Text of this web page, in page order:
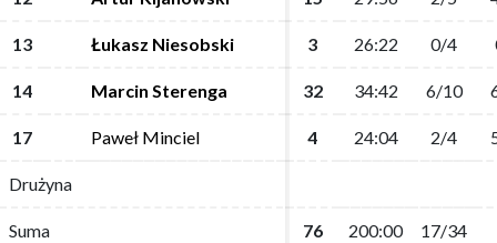
13 Łukasz Niesobski 3 26:22 0/4
14 Marcin Sterenga 32 34:42 6/10
17 Paweł Minciel 4 24:04 2/4
Drużyna
Suma 76 200:00 17/34
13 Łukasz Niesobski 3 26:22 0/4
14 Marcin Sterenga 32 34:42 6/10
17 Paweł Minciel 4 24:04 2/4
Drużyna
Suma 76 200:00 17/34